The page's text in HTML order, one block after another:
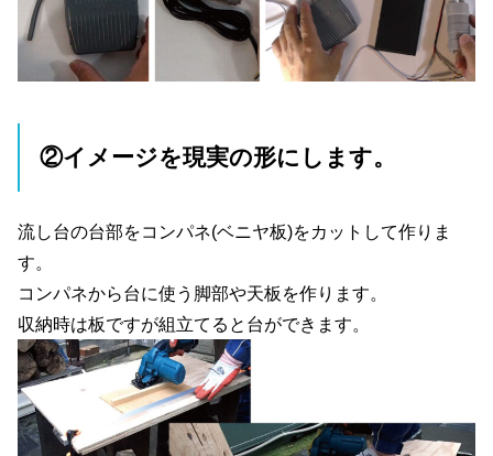
②イメージを現実の形にします。
流し台の台部をコンパネ(ベニヤ板)をカットして作りま
す。
コンパネから台に使う脚部や天板を作ります。
収納時は板ですが組立てると台ができます。